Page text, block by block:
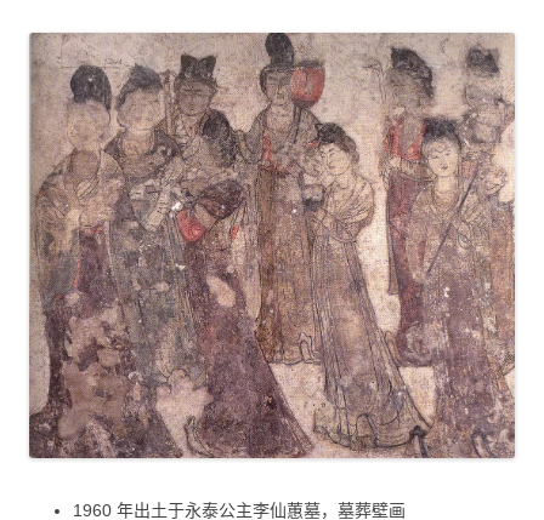
1960 年出土于永泰公主李仙蕙墓，墓葬壁画